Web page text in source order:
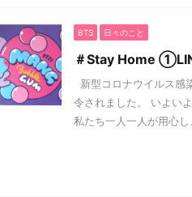
BTS 日々のこと
＃Stay Home
新型コロナウイルス感
令されました。 いよい
私たち一人一人が用心し